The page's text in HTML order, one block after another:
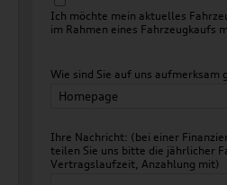
Ich möchte mein aktuelles
im Rahmen eines Fahrzeugkaufs
Wie sind Sie auf uns aufmerksam
Ihre Nachricht: (bei einer
teilen Sie uns bitte die jährlicher
Vertragslaufzeit, Anzahlung mit)